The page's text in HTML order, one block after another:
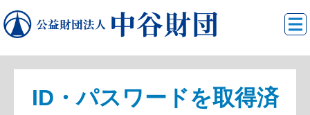
ID・パスワードを取得済